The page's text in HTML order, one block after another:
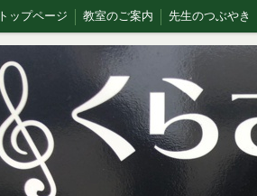
トップページ 教室のご案内 先生のつぶやき